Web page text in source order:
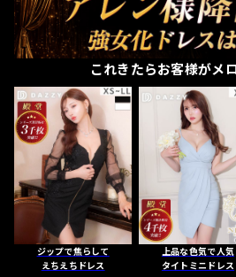
これきたらお客様がメ
ジップで焦らして
えちえちドレス
上品な色気で人気
タイトミニドレス